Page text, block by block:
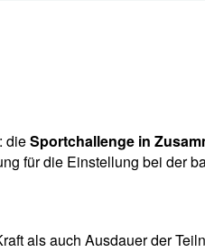
dieSportchallenge in
für die Einstellung bei der
als auch Ausdauer der